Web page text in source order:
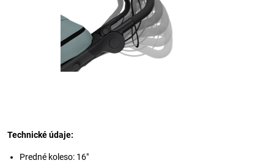
Technické údaje:
Predné koleso: 16"